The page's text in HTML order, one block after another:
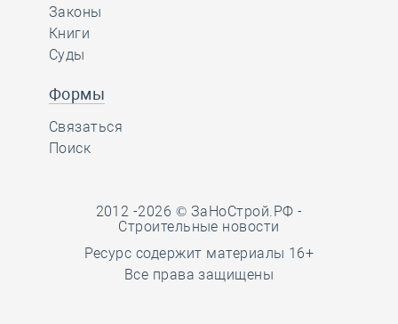
Законы
Книги
Суды
Формы
Связаться
Поиск
2012 -2026 © ЗаНоСтрой.РФ -
Строительные новости
Ресурс содержит материалы 16+
Все права защищены